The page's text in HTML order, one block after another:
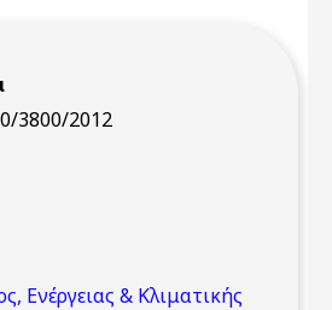
3800/2012
Ενέργειας & Κλιματικής